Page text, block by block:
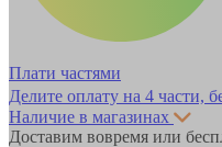
Плати частями
Делите оплату на 4 части,
Наличие в магазинах
Доставим вовремя или